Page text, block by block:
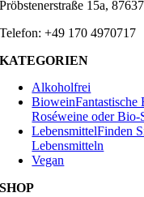
Pröbstenerstraße 15a,
Telefon: +49 170 4970717
KATEGORIEN
Alkoholfrei
Biowein
Roséweine oder Bio-
LebensmittelFinden
Lebensmitteln
Vegan
SHOP